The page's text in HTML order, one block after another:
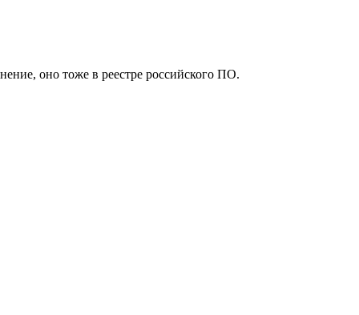
оно тоже в реестре российского ПО.